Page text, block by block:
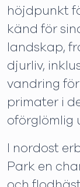
höjdpunkt
känd för
landskap,
djurliv,
vandring
primater i
oförglömlig
I nordost
Park en